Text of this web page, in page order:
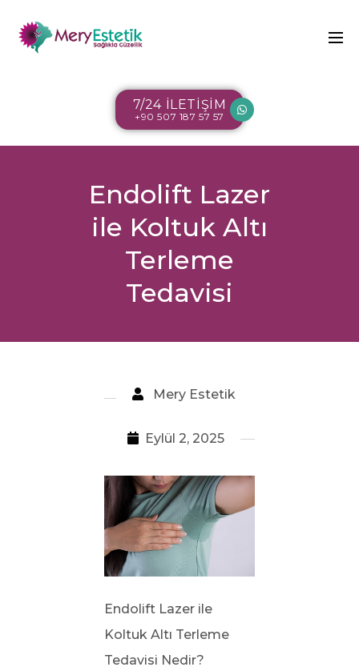
7/24 İLETİŞİM
+90 507 187 57 57
Endolift Lazer
ile Koltuk Altı
Terleme
Tedavisi
Mery Estetik
Eylül 2, 2025
Endolift Lazer ile
Koltuk Altı Terleme
Tedavisi Nedir?